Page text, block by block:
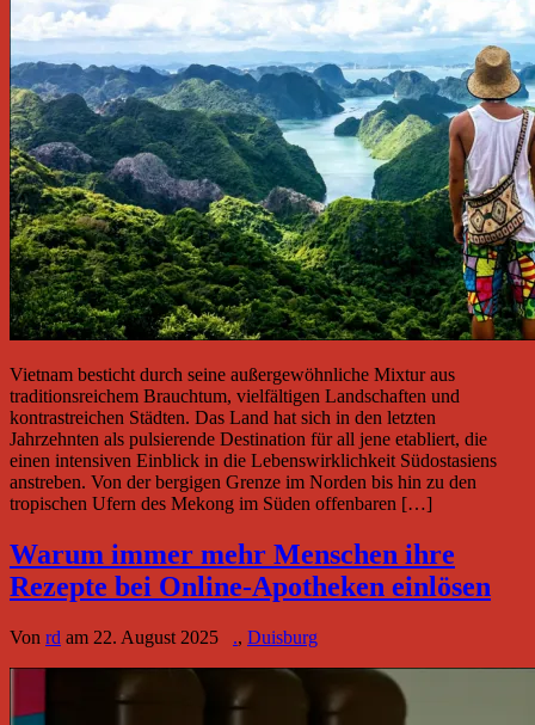
Vietnam besticht durch seine außergewöhnliche Mixtur aus
traditionsreichem Brauchtum, vielfältigen Landschaften und
kontrastreichen Städten. Das Land hat sich in den letzten
Jahrzehnten als pulsierende Destination für all jene etabliert, die
einen intensiven Einblick in die Lebenswirklichkeit Südostasiens
anstreben. Von der bergigen Grenze im Norden bis hin zu den
tropischen Ufern des Mekong im Süden offenbaren […]
Warum immer mehr Menschen ihre
Rezepte bei Online-Apotheken einlösen
Von rd am 22. August 2025 ., Duisburg